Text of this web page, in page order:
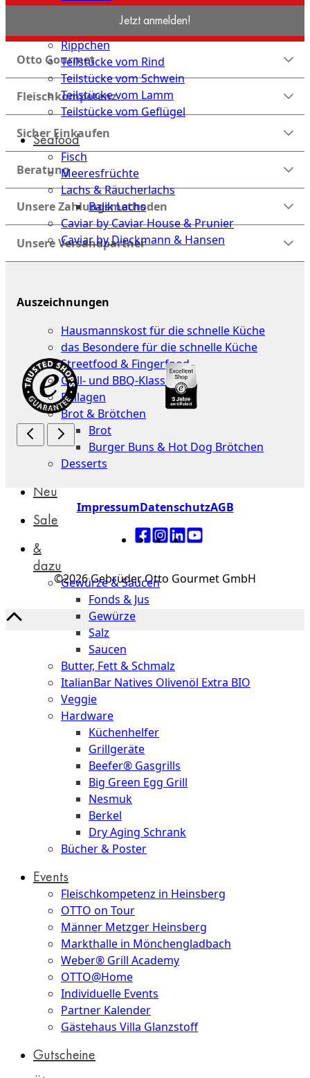
Hanging Tender
Special Cuts
Rippchen
Teilstücke vom Rind
Teilstücke vom Schwein
Teilstücke vom Lamm
Teilstücke vom Geflügel
Seafood
Fisch
Meeresfrüchte
Lachs & Räucherlachs
Balik Lachs
Caviar by Caviar House & Prunier
Caviar by Dieckmann & Hansen
Probierpakete
Schnelle
Hausmannskost für die schnelle Küche
das Besondere für die schnelle Küche
Streetfood & Fingerfood
Grill- und BBQ-Klassiker
Beilagen
Brot & Brötchen
Brot
Burger Buns & Hot Dog Brötchen
Desserts
Neu
Sale
&
dazu
Gewürze & Saucen
Fonds & Jus
Gewürze
Salz
Saucen
Butter, Fett & Schmalz
ItalianBar Natives Olivenöl Extra BIO
Veggie
Hardware
Küchenhelfer
Grillgeräte
Beefer® Gasgrills
Big Green Egg Grill
Nesmuk
Berkel
Dry Aging Schrank
Bücher & Poster
Events
Fleischkompetenz in Heinsberg
OTTO on Tour
Männer Metzger Heinsberg
Markthalle in Mönchengladbach
Weber® Grill Academy
OTTO@Home
Individuelle Events
Partner Kalender
Gästehaus Villa Glanzstoff
Gutscheine
Jetzt anmelden!
Otto Gourmet
Fleischkompetenz
Sicher Einkaufen
Beratung
Unsere Zahlungsmethoden
Unsere Versandpartner
Auszeichnungen
ImpressumDatenschutzAGB
©2026 Gebrüder Otto Gourmet GmbH